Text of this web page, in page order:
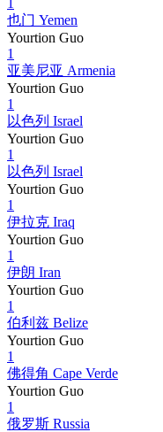
也门 Yemen
Yourtion Guo
1
亚美尼亚 Armenia
Yourtion Guo
1
以色列 Israel
Yourtion Guo
1
以色列 Israel
Yourtion Guo
1
伊拉克 Iraq
Yourtion Guo
1
伊朗 Iran
Yourtion Guo
1
伯利兹 Belize
Yourtion Guo
1
佛得角 Cape Verde
Yourtion Guo
1
俄罗斯 Russia